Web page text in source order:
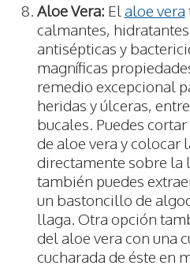
Aloe Vera: El aloe vera
calmantes,
antisépticas y
magníficas
remedio excepcional
heridas y úlceras,
bucales. Puedes
de aloe vera y colocar
directamente sobre la
también puedes
un bastoncillo de
llaga. Otra opción
del aloe vera con una
cucharada de éste en